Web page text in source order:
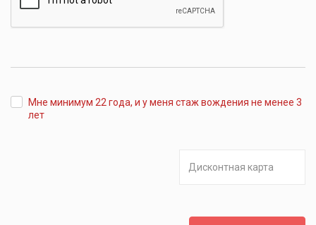
Мне минимум 22 года, и у меня стаж вождения не менее 3
лет